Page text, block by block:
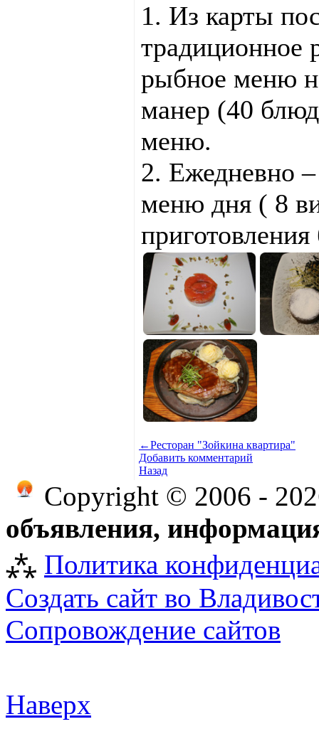
1. Из карты
традиционное
рыбное меню
манер (40
меню.
2. Ежедневно
меню дня ( 8
←Ресторан "Зойкина квартира"
Добавить комментарий
Назад
Copyright © 2006 -
объявления,
⁂ Политика
Создать сайт во
Сопровождение сайтов
Наверх